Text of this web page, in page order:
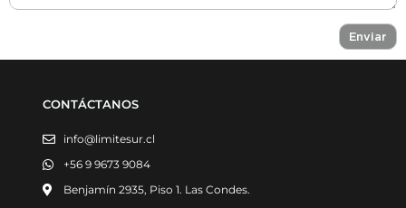
CONTÁCTANOS
info@limitesur.cl
+56 9 9673 9084
Benjamín 2935, Piso 1. Las Condes.